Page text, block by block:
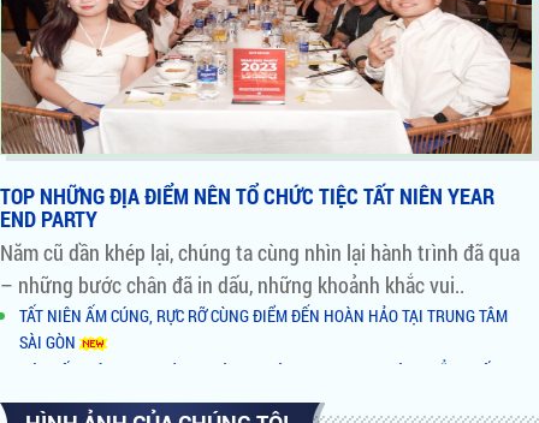
TOP NHỮNG ĐỊA ĐIỂM NÊN TỔ CHỨC TIỆC TẤT NIÊN YEAR
END PARTY
Năm cũ dần khép lại, chúng ta cùng nhìn lại hành trình đã qua
– những bước chân đã in dấu, những khoảnh khắc vui..
TẤT NIÊN ẤM CÚNG, RỰC RỠ CÙNG ĐIỂM ĐẾN HOÀN HẢO TẠI TRUNG TÂM
SÀI GÒN
QUẬN 2